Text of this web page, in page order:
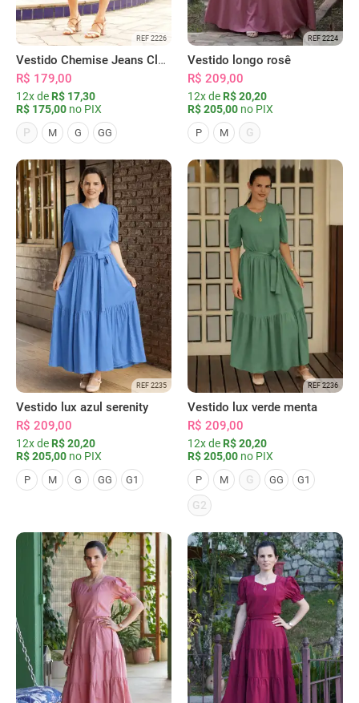
REF 2226
Vestido Chemise Jeans Clássica Serena
R$ 179,00
12x de R$ 17,30
R$ 175,00 no PIX
P
M G GG
REF 2224
Vestido longo rosê
R$ 209,00
12x de R$ 20,20
R$ 205,00 no PIX
P M G
REF 2235
Vestido lux azul serenity
R$ 209,00
12x de R$ 20,20
R$ 205,00 no PIX
P M G GG G1
REF 2236
Vestido lux verde menta
R$ 209,00
12x de R$ 20,20
R$ 205,00 no PIX
P M G GG G1
G2